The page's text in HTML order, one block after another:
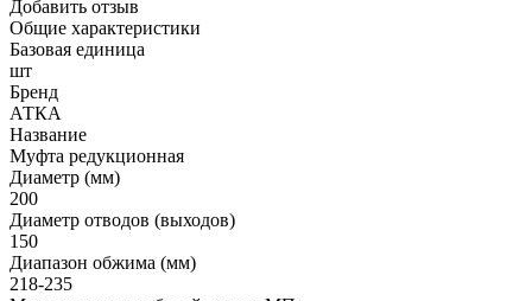
Добавить отзыв
Общие характеристики
Базовая единица
шт
Бренд
АТКА
Название
Муфта редукционная
Диаметр (мм)
200
Диаметр отводов (выходов)
150
Диапазон обжима (мм)
218-235